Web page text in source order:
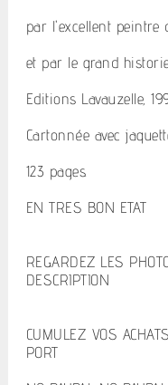
par l'excellent peintre
et par le grand
Editions Lavauzelle,
Cartonnée avec
123 pages.
EN TRES BON ETAT
REGARDEZ LES
DESCRIPTION
CUMULEZ VOS
PORT